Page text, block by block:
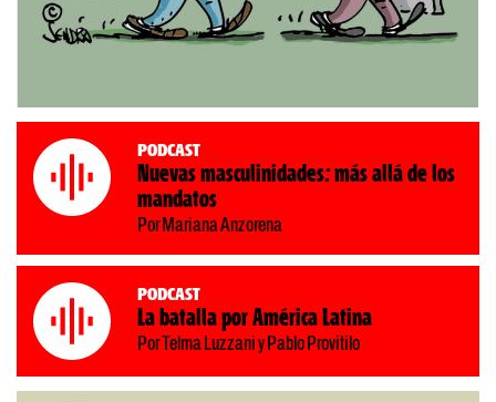
Podcast
Nuevas masculinidades: más allá de los
mandatos
Por Mariana Anzorena
Podcast
La batalla por América Latina
Por Telma Luzzani y Pablo Provitilo